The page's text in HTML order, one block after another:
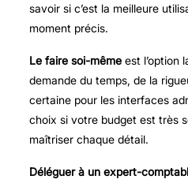
savoir si c’est la meilleure
moment précis.
Le faire soi-mêmeest l’option
demande du temps, de la
certaine pour les interfaces
choix si votre budget est très
maîtriser chaque détail.
Déléguer à un expert-